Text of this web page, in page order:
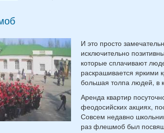
И это просто
исключительно
которые сплачивают
раскрашивается яркими
большая толпа людей, в
Аренда квартир
феодосийских акциях,
Совсем недавно
раз флешмоб был